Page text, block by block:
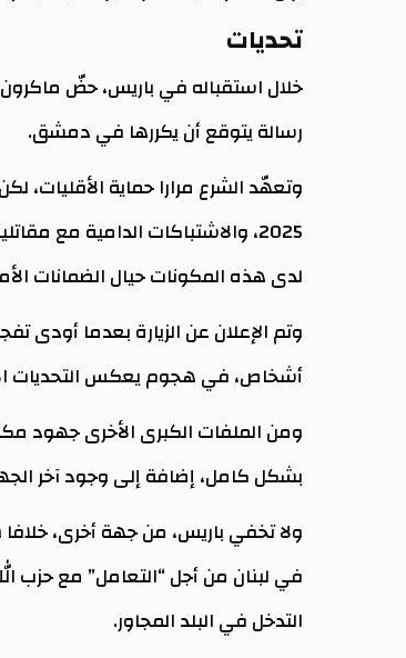
تحديات
خلال استقباله في باريس، حضّ
رسالة يتوقع أن يكررها في دمشق.
وتعهّد الشرع مرارا حماية
2025، والاشتباكات الدامية مع
لدى هذه المكونات حيال الضمانات
وتم الإعلان عن الزيارة بعدما
أشخاص، في هجوم يعكس التحديات
ومن الملفات الكبرى الأخرى جهود
بشكل كامل، إضافة إلى وجود آخر
ولا تخفي باريس، من جهة أخرى، خلافا
في لبنان من أجل “التعامل” مع حزب
التدخل في البلد المجاور.